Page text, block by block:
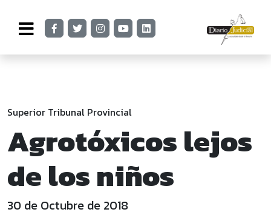
Superior Tribunal Provincial
Agrotóxicos lejos
de los niños
30 de Octubre de 2018